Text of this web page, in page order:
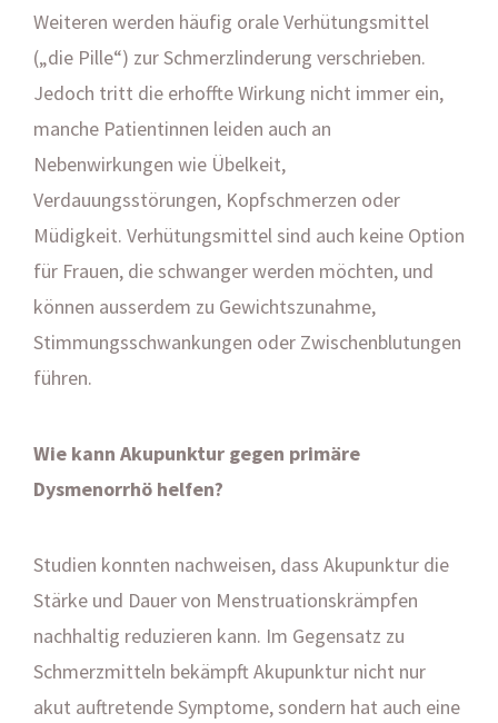
Weiteren werden häufig orale Verhütungsmittel
(„die Pille“) zur Schmerzlinderung verschrieben.
Jedoch tritt die erhoffte Wirkung nicht immer ein,
manche Patientinnen leiden auch an
Nebenwirkungen wie Übelkeit,
Verdauungsstörungen, Kopfschmerzen oder
Müdigkeit. Verhütungsmittel sind auch keine Option
für Frauen, die schwanger werden möchten, und
können ausserdem zu Gewichtszunahme,
Stimmungsschwankungen oder Zwischenblutungen
führen.
Wie kann Akupunktur gegen primäre
Dysmenorrhö helfen?
Studien konnten nachweisen, dass Akupunktur die
Stärke und Dauer von Menstruationskrämpfen
nachhaltig reduzieren kann. Im Gegensatz zu
Schmerzmitteln bekämpft Akupunktur nicht nur
akut auftretende Symptome, sondern hat auch eine